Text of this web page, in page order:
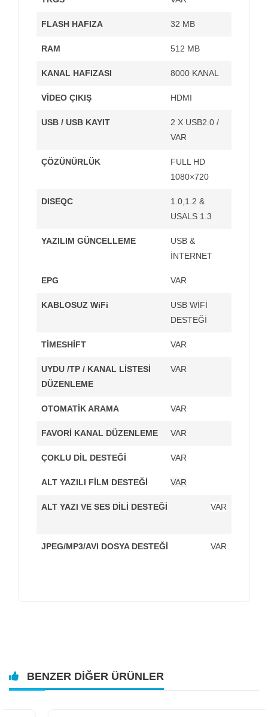
FLASH HAFIZA 32 MB
RAM 512 MB
KANAL HAFIZASI 8000 KANAL
VİDEO ÇIKIŞ HDMI
USB / USB KAYIT
2 X USB2.0 /
VAR
ÇÖZÜNÜRLÜK
FULL HD
1080×720
DISEQC
1.0,1.2 &
USALS 1.3
YAZILIM GÜNCELLEME
USB &
İNTERNET
EPG VAR
KABLOSUZ WiFi
USB WİFİ
DESTEĞİ
TİMESHİFT VAR
UYDU /TP / KANAL LİSTESİ
DÜZENLEME
VAR
OTOMATİK ARAMA VAR
FAVORİ KANAL DÜZENLEME VAR
ÇOKLU DİL DESTEĞİ VAR
ALT YAZILI FİLM DESTEĞİ VAR
ALT YAZI VE SES DİLİ DESTEĞİ VAR
JPEG/MP3/AVI DOSYA DESTEĞİ VAR
BENZER DIĞER ÜRÜNLER